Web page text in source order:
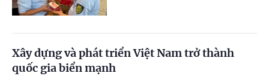
Xây dựng và phát triển Việt Nam trở thành
quốc gia biển mạnh